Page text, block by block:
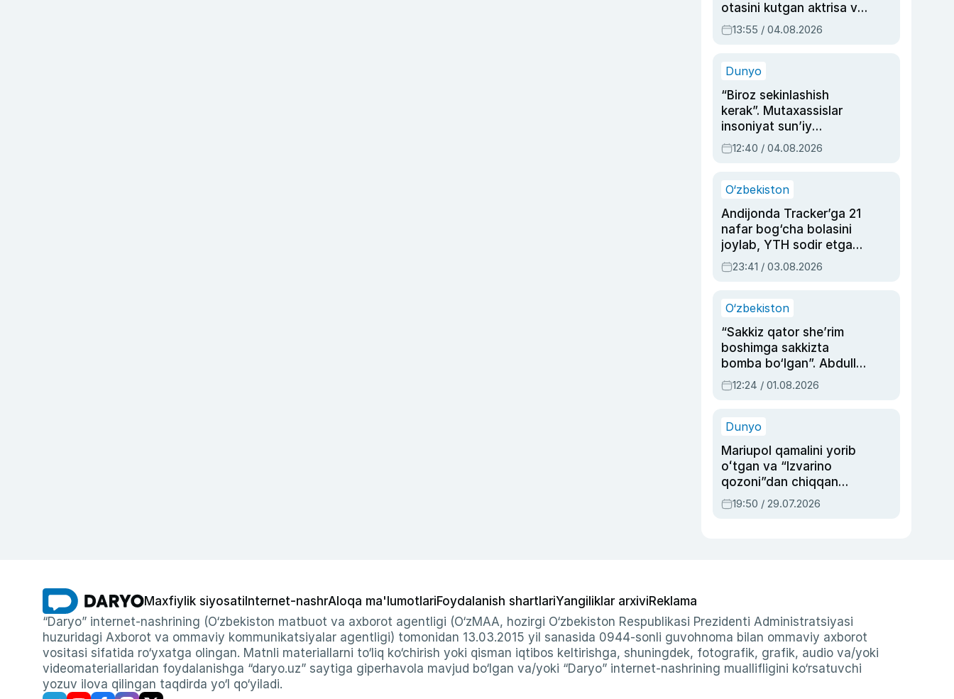
otasini kutgan aktrisa va
dublyaj ustasi Rimma
Ahmedovaning
13:55 / 04.08.2026
Dunyo
“Biroz sekinlashish
kerak”. Mutaxassislar
insoniyat sun’iy
intellektni boshqara
olmay qolishidan xavotir
12:40 / 04.08.2026
O‘zbekiston
Andijonda Tracker’ga 21
nafar bog‘cha bolasini
joylab, YTH sodir etgan
ayolga sud hukmi o‘qildi
23:41 / 03.08.2026
O‘zbekiston
“Sakkiz qator she’rim
boshimga sakkizta
bomba bo‘lgan”. Abdulla
Oripovni siyosiy
ayblovlardan asrab
12:24 / 01.08.2026
Dunyo
Mariupol qamalini yorib
oʻtgan va “Izvarino
qozoni”dan chiqqan
qahramon — Ukraina
armiyasi bosh
19:50 / 29.07.2026
Maxfiylik siyosati Internet-nashrAloqa ma'lumotlariFoydalanish shartlariYangiliklar arxiviReklama
“Daryo” internet-nashrining (O‘zbekiston matbuot va axborot agentligi (O‘zMAA, hozirgi O‘zbekiston Respublikasi Prezidenti Administratsiyasi
huzuridagi Axborot va ommaviy kommunikatsiyalar agentligi) tomonidan 13.03.2015 yil sanasida 0944-sonli guvohnoma bilan ommaviy axborot
vositasi sifatida ro‘yxatga olingan. Matnli materiallarni to‘liq ko‘chirish yoki qisman iqtibos keltirishga, shuningdek, fotografik, grafik, audio va/yoki
videomateriallaridan foydalanishga “daryo.uz” saytiga giperhavola mavjud bo‘lgan va/yoki “Daryo” internet-nashrining muallifligini ko‘rsatuvchi
yozuv ilova qilingan taqdirda yo‘l qo‘yiladi.